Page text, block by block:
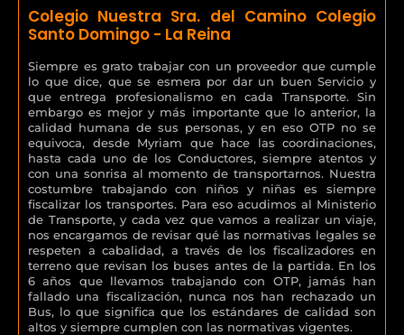
Colegio Nuestra Sra. del Camino Colegio
Santo Domingo - La Reina
Siempre es grato trabajar con un proveedor que cumple
lo que dice, que se esmera por dar un buen Servicio y
que entrega profesionalismo en cada Transporte. Sin
embargo es mejor y más importante que lo anterior, la
calidad humana de sus personas, y en eso OTP no se
equivoca, desde Myriam que hace las coordinaciones,
hasta cada uno de los Conductores, siempre atentos y
con una sonrisa al momento de transportarnos. Nuestra
costumbre trabajando con niños y niñas es siempre
fiscalizar los transportes. Para eso acudimos al Ministerio
de Transporte, y cada vez que vamos a realizar un viaje,
nos encargamos de revisar qué las normativas legales se
respeten a cabalidad, a través de los fiscalizadores en
terreno que revisan los buses antes de la partida. En los
6 años que llevamos trabajando con OTP, jamás han
fallado una fiscalización, nunca nos han rechazado un
Bus, lo que significa que los estándares de calidad son
altos y siempre cumplen con las normativas vigentes.